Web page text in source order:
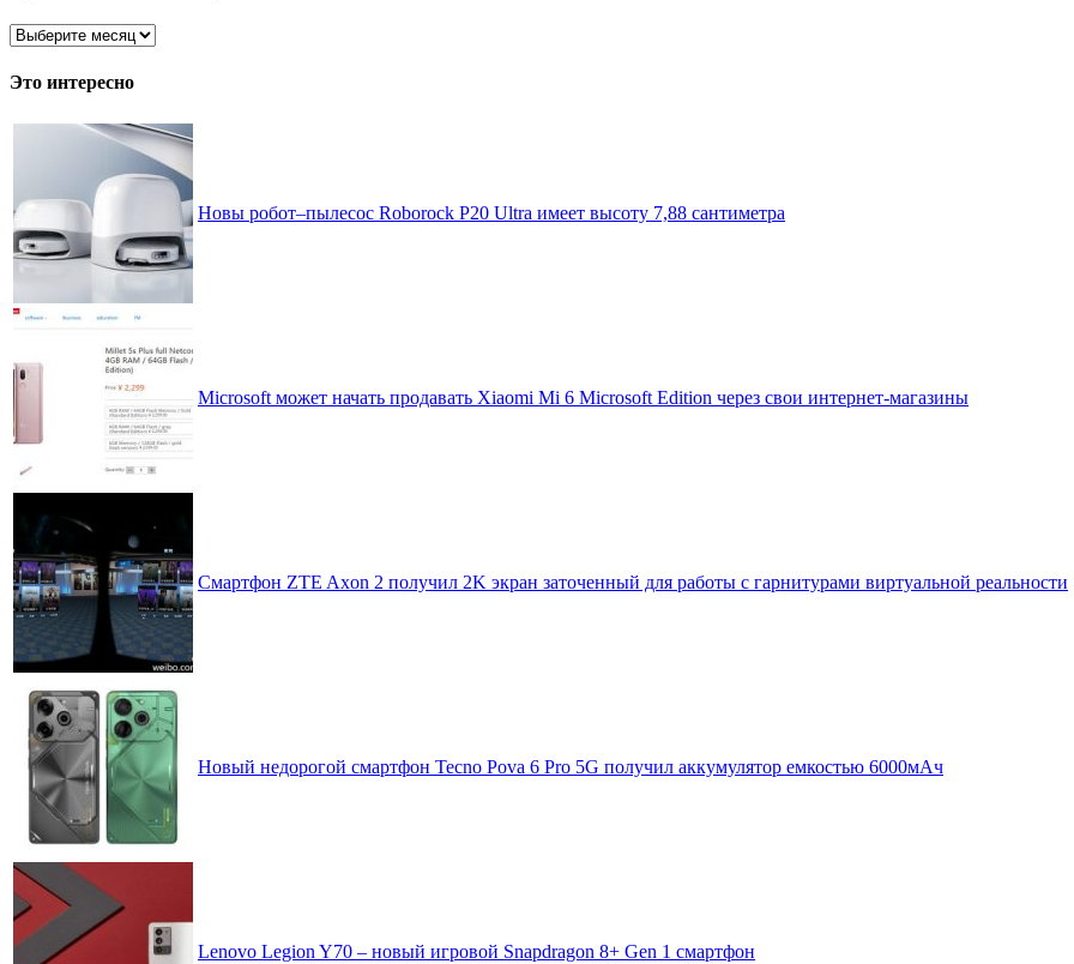
Архив
по
Это интересно
Новы робот–пылесос Roborock P20 Ultra имеет высоту 7,88 сантиметра
Microsoft может начать продавать Xiaomi Mi 6 Microsoft Edition через свои интернет-магазины
Смартфон ZTE Axon 2 получил 2K экран заточенный для работы с гарнитурами виртуальной реальности
Новый недорогой смартфон Tecno Pova 6 Pro 5G получил аккумулятор емкостью 6000мАч
Lenovo Legion Y70 – новый игровой Snapdragon 8+ Gen 1 смартфон